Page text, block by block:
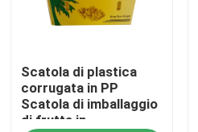
Notizie
Casi
Foglio di plastica ondulato
Scatola di plastica
corrugata in PP
Scatola di imballaggio
di frutta in